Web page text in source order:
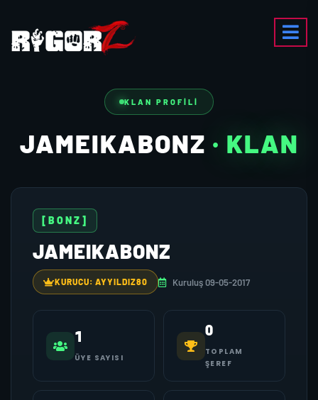
KLAN PROFILI
JAMEIKABONZ · KLAN
[BONZ]
JAMEIKABONZ
KURUCU: AYYILDIZ80 Kuruluş 09-05-2017
1
ÜYE SAYISI
0
TOPLAM
ŞEREF